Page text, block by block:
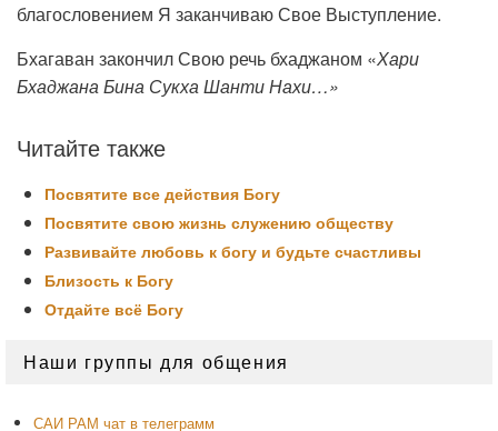
благословением Я заканчиваю Свое Выступление.
Бхагаван закончил Свою речь бхаджаном «Хари
Бхаджана Бина Сукха Шанти Нахи…»
Читайте также
Посвятите все действия Богу
Посвятите свою жизнь служению обществу
Развивайте любовь к богу и будьте счастливы
Близость к Богу
Отдайте всё Богу
основной
Наши группы для общения
САИ РАМ чат в телеграмм